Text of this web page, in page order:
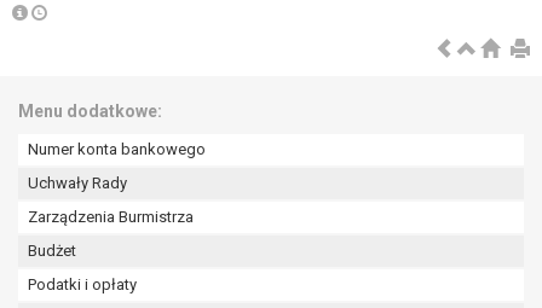
Menu dodatkowe:
Numer konta bankowego
Uchwały Rady
Zarządzenia Burmistrza
Budżet
Podatki i opłaty
że wykaże on istnienie ważnych prawnie
nadrzędnych wobec interesów, praw i